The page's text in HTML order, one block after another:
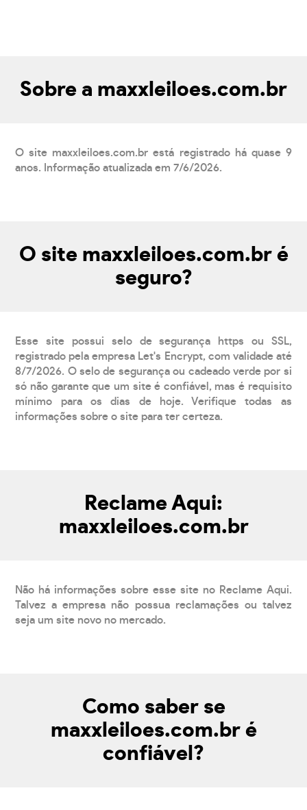
Sobre a maxxleiloes.com.br
O site maxxleiloes.com.br está registrado há quase 9
anos. Informação atualizada em 7/6/2026.
O site maxxleiloes.com.br é
seguro?
Esse site possui selo de segurança https ou SSL,
registrado pela empresa Let's Encrypt, com validade até
8/7/2026. O selo de segurança ou cadeado verde por si
só não garante que um site é confiável, mas é requisito
mínimo para os dias de hoje. Verifique todas as
informações sobre o site para ter certeza.
Reclame Aqui:
maxxleiloes.com.br
Não há informações sobre esse site no Reclame Aqui.
Talvez a empresa não possua reclamações ou talvez
seja um site novo no mercado.
Como saber se
maxxleiloes.com.br é
confiável?